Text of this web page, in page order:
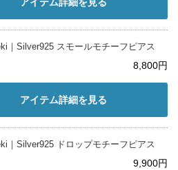
｜Silver925 スモールモチーフピアス
8,800円
アイテム詳細を見る
｜Silver925 ドロップモチーフピアス
9,900円